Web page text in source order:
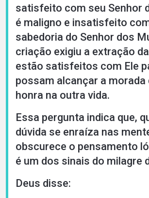
satisfeito com seu Senhor
é maligno e insatisfeito
sabedoria do Senhor dos
criação exigiu a extração
estão satisfeitos com Ele
possam alcançar a morada
honra na outra vida.
Essa pergunta indica que,
dúvida se enraíza nas
obscurece o pensamento
é um dos sinais do milagre
Deus disse: